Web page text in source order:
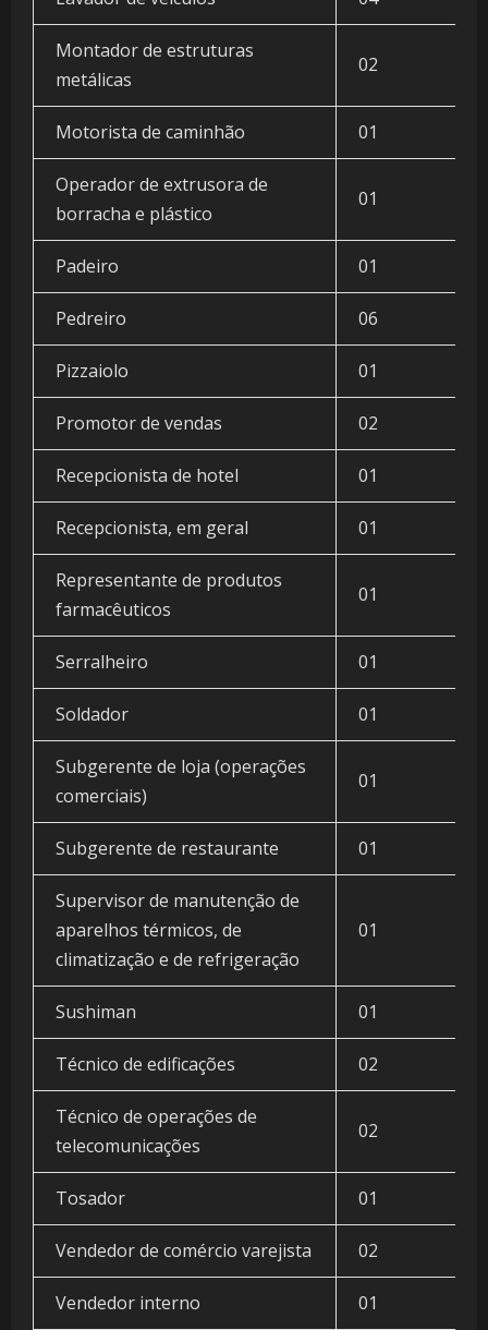
Montador de estruturas
metálicas
02
Motorista de caminhão 01
Operador de extrusora de
borracha e plástico
01
Padeiro 01
Pedreiro 06
Pizzaiolo 01
Promotor de vendas 02
Recepcionista de hotel 01
Recepcionista, em geral 01
Representante de produtos
farmacêuticos
01
Serralheiro 01
Soldador 01
Subgerente de loja (operações
comerciais)
01
Subgerente de restaurante 01
Supervisor de manutenção de
aparelhos térmicos, de
climatização e de refrigeração
01
Sushiman 01
Técnico de edificações 02
Técnico de operações de
telecomunicações
02
Tosador 01
Vendedor de comércio varejista 02
Vendedor interno 01